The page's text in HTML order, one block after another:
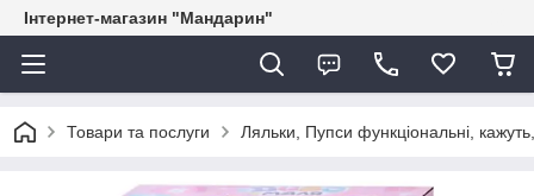
Інтернет-магазин "Мандарин"
Товари та послуги Ляльки, Пупси функціональні,